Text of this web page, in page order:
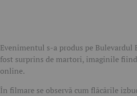
Evenimentul s-a produs pe Bulevardul
fost surprins de martori, imaginile
online.
În filmare se observă cum flăcările